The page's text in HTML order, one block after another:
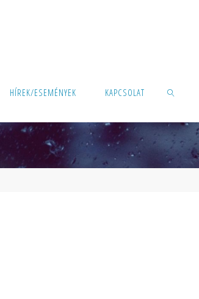
HÍREK/ESEMÉNYEK KAPCSOLAT
KERESÉS